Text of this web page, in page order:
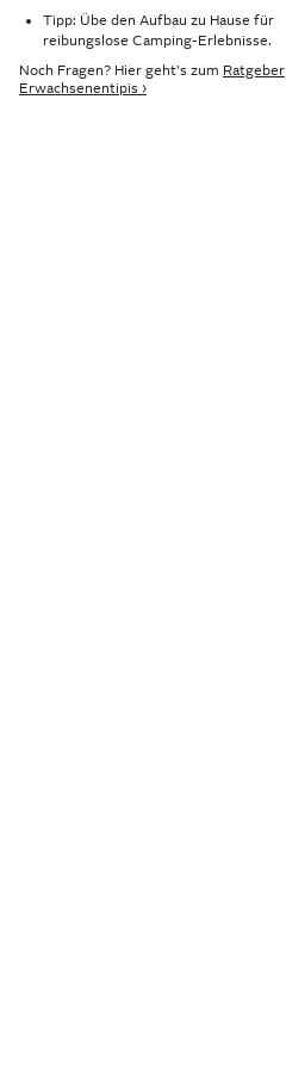
Tipp: Übe den Aufbau zu Hause für
reibungslose Camping-Erlebnisse.
Noch Fragen? Hier geht's zum Ratgeber
Erwachsenentipis ›